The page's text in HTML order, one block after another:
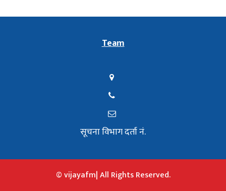
Team
सूचना विभाग दर्ता नं.
© vijayafm| All Rights Reserved.